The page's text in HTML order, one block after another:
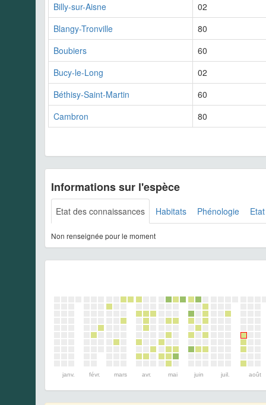
Billy-sur-Aisne
02
Blangy-Tronville
80
Boubiers
60
Bucy-le-Long
02
Béthisy-Saint-Martin
60
Cambron
80
Informations sur l'espèce
Etat des connaissances Habitats Phénologie
Non renseignée pour le moment
janv. févr. mars avr. mai juin juil. août